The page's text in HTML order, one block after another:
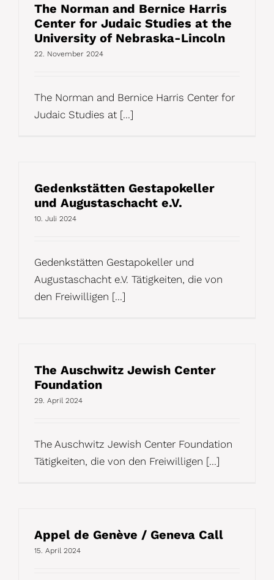
The Norman and Bernice Harris
Center for Judaic Studies at the
University of Nebraska-Lincoln
22. November 2024
The Norman and Bernice Harris Center for
Judaic Studies at [...]
Gedenkstätten Gestapokeller
und Augustaschacht e.V.
10. Juli 2024
Gedenkstätten Gestapokeller und
Augustaschacht e.V. Tätigkeiten, die von
den Freiwilligen [...]
The Auschwitz Jewish Center
Foundation
29. April 2024
The Auschwitz Jewish Center Foundation
Tätigkeiten, die von den Freiwilligen [...]
Appel de Genève / Geneva Call
15. April 2024